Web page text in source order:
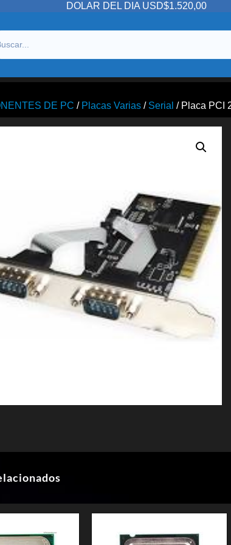
DOLAR DEL DIA USD$1.520,00
DE PC / Placas Varias / Serial / Placa PCI